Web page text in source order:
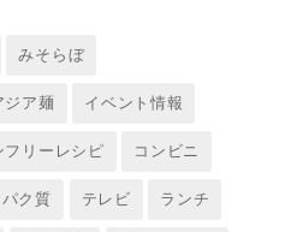
みそらぼ
ジア麺 イベント情報
フリーレシピ コンビニ
ク質 テレビ ランチ